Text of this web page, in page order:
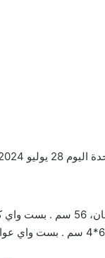
اكتشفوا التوفير مع